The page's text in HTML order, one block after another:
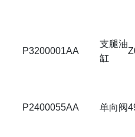
P3200001AA
支腿油
缸
P2400055AA 单向阀